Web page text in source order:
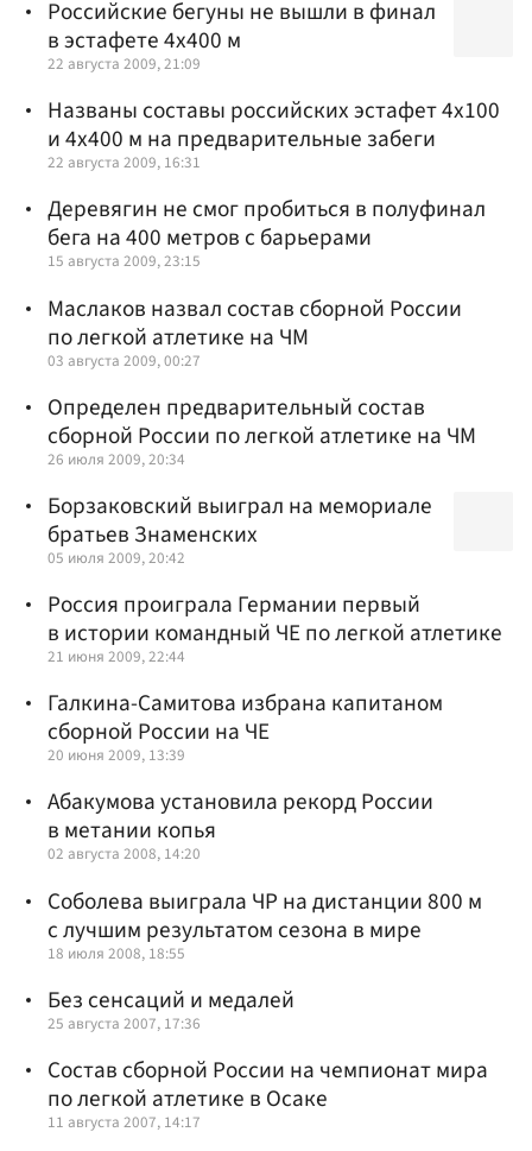
Российские бегуны не вышли в финал
в эстафете 4х400 м
22 августа 2009, 21:09
Названы составы российских эстафет 4х100
и 4х400 м на предварительные забеги
22 августа 2009, 16:31
Деревягин не смог пробиться в полуфинал
бега на 400 метров с барьерами
15 августа 2009, 23:15
Маслаков назвал состав сборной России
по легкой атлетике на ЧМ
03 августа 2009, 00:27
Определен предварительный состав
сборной России по легкой атлетике на ЧМ
26 июля 2009, 20:34
Борзаковский выиграл на мемориале
братьев Знаменских
05 июля 2009, 20:42
Россия проиграла Германии первый
в истории командный ЧЕ по легкой атлетике
21 июня 2009, 22:44
Галкина-Самитова избрана капитаном
сборной России на ЧЕ
20 июня 2009, 13:39
Абакумова установила рекорд России
в метании копья
02 августа 2008, 14:20
Соболева выиграла ЧР на дистанции 800 м
с лучшим результатом сезона в мире
18 июля 2008, 18:55
Без сенсаций и медалей
25 августа 2007, 17:36
Состав сборной России на чемпионат мира
по легкой атлетике в Осаке
11 августа 2007, 14:17